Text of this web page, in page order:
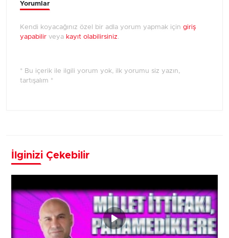
Yorumlar
Kendi koyacağınız özel bir adla yorum yapmak için giriş
yapabilir veya kayıt olabilirsiniz.
* Bu içerik ile ilgili yorum yok, ilk yorumu siz yazın,
tartışalım *
İlginizi Çekebilir